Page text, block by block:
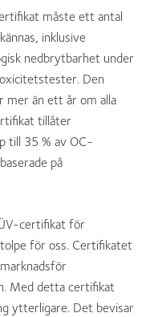
måste ett antal
inklusive
nedbrytbarhet under
Den
mer än ett år om alla
tillåter
till 35 % av OC-
på
certifikat för
för oss. Certifikatet
Med detta certifikat
ytterligare. Det bevisar